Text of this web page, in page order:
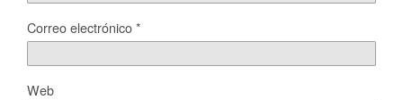
Correo electrónico*
Web